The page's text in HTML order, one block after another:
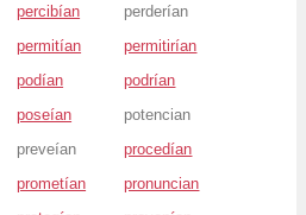
percibían
perderían
permitían
permitirían
podían
podrían
poseían
potencian
preveían
procedían
prometían
pronuncian